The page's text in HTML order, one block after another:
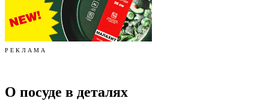
Р Е К Л А М А
О посуде в деталях